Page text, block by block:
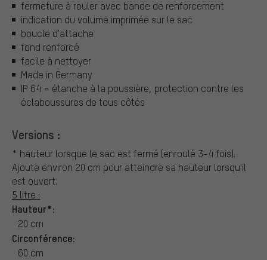
fermeture à rouler avec bande de renforcement
indication du volume imprimée sur le sac
boucle d'attache
fond renforcé
facile à nettoyer
Made in Germany
IP 64 = étanche à la poussière, protection contre les
éclaboussures de tous côtés
Versions :
* hauteur lorsque le sac est fermé (enroulé 3-4 fois).
Ajoute environ 20 cm pour atteindre sa hauteur lorsqu'il
est ouvert.
5 litre :
Hauteur*:
20 cm
Circonférence:
60 cm